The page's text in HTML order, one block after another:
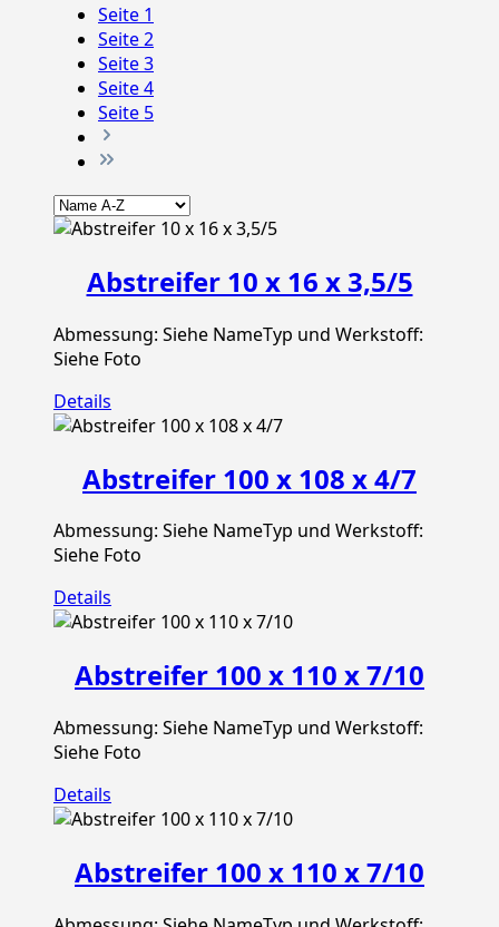
Seite 1
Seite2
Seite3
Seite4
Seite 5
Abstreifer 10 x 16 x 3,5/5
Abmessung: Siehe NameTyp und Werkstoff:
Siehe Foto
Details
Abstreifer 100 x 108 x 4/7
Abmessung: Siehe NameTyp und Werkstoff:
Siehe Foto
Details
Abstreifer 100 x 110 x 7/10
Abmessung: Siehe NameTyp und Werkstoff:
Siehe Foto
Details
Abstreifer 100 x 110 x 7/10